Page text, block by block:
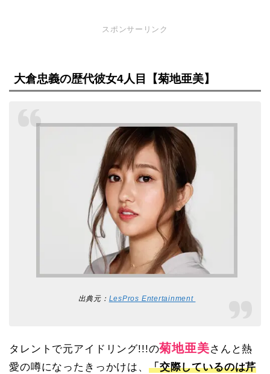
スポンサーリンク
大倉忠義の歴代彼女4人目【菊地亜美】
出典元： LesPros Entertainment
タレントで元アイドリング!!!の菊地亜美さんと熱
愛の噂になったきっかけは、 「交際しているのは芹